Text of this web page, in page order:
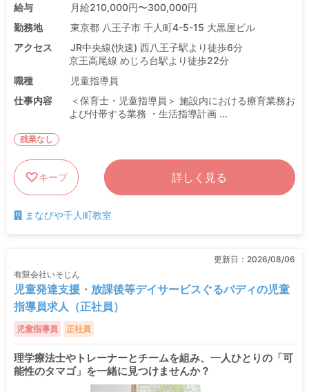
給与
月給210,000円〜300,000円
勤務地
東京都 八王子市 千人町4-5-15 大黒屋ビル
アクセス
JR中央線(快速) 西八王子駅より徒歩6分
京王高尾線 めじろ台駅より徒歩22分
職種
児童指導員
仕事内容
＜保育士・児童指導員＞ 施設内における療育業務お
よび付帯する業務 ・生活指導計画 ...
残業なし
キープ 詳しく見る
まなびや千人町教室
更新日： 2026/08/06
有限会社いそじん
児童発達支援・放課後等デイサービスぐるバディの児童
指導員求人（正社員）
児童指導員 正社員
理学療法士やトレーナーとチームを組み、一人ひとりの「可
能性のタマゴ」を一緒に見つけませんか？